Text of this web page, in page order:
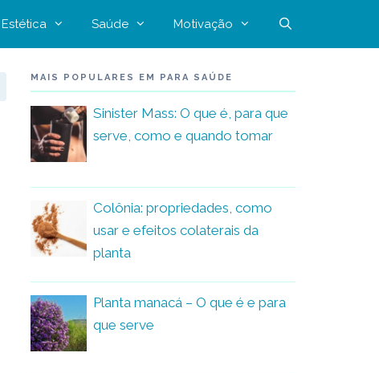
Estética Saúde Motivação
MAIS POPULARES EM PARA SAÚDE
Sinister Mass: O que é, para que
serve, como e quando tomar
Colônia: propriedades, como
usar e efeitos colaterais da
planta
Planta manacá – O que é e para
que serve